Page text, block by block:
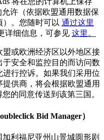
许（依据欧盟通用数据保
）。您随时可以 通过这里
详细信息，可参见 这里。
或欧洲经济区以外地区接
安全和监控目的而访问数
行控诉。如果我们采用位
供商，将会根据欧盟通用
的同意传送到该第三国。
Bid Manager）
利福尼亚州山景城圆形剧